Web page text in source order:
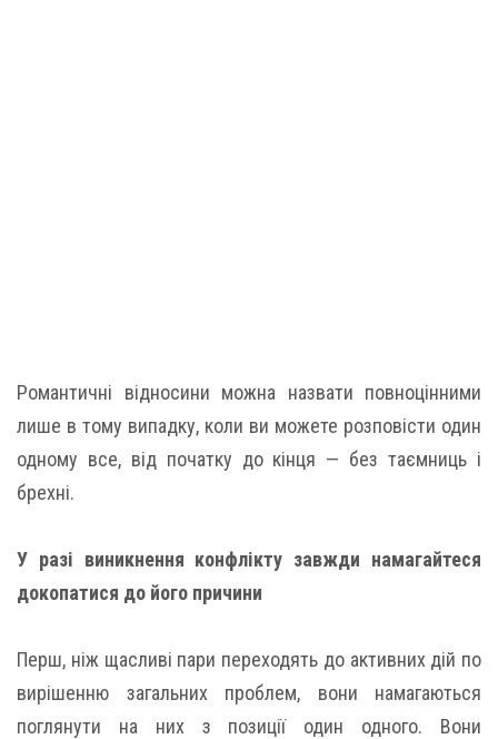
Романтичні відносини можна назвати повноцінними
лише в тому випадку, коли ви можете розповісти один
одному все, від початку до кінця — без таємниць і
брехні.
У разі виникнення конфлікту завжди намагайтеся
докопатися до його причини
Перш, ніж щасливі пари переходять до активних дій по
вирішенню загальних проблем, вони намагаються
поглянути на них з позиції один одного. Вони